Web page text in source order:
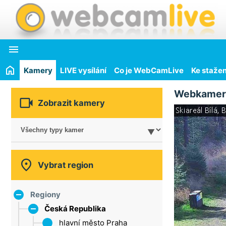

Kamery LIVE vysílání Co je WebCamLive Ke
 Zobrazit kamery
 Vybrat region
Regiony
Česká Republika
hlavní město Praha